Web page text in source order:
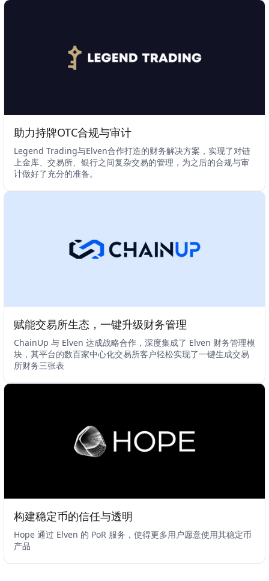
助力持牌OTC合规与审计
Legend Trading与Elven合作打造的财务解决方案，实现了对链
上金库、交易所、银行之间复杂交易的管理，为之后的合规与审
计做好了充分的准备。
赋能交易所生态，一键升级财务管理
ChainUp 与 Elven 达成战略合作，深度集成了 Elven 财务管理模
块，其平台的数百家中心化交易所客户轻松实现了一键生成交易
所财务三张表
构建稳定币的信任与透明
Hope 通过 Elven 的 PoR 服务，使得更多用户愿意使用其稳定币
产品